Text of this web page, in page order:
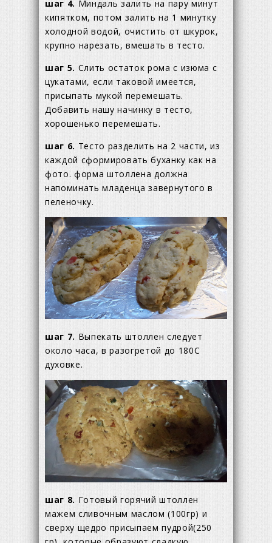
шаг 4. Миндаль залить на пару минут
кипятком, потом залить на 1 минутку
холодной водой, очистить от шкурок,
крупно нарезать, вмешать в тесто.
шаг 5. Слить остаток рома с изюма с
цукатами, если таковой имеется,
присыпать мукой перемешать.
Добавить нашу начинку в тесто,
хорошенько перемешать.
шаг 6. Тесто разделить на 2 части, из
каждой сформировать буханку как на
фото. форма штоллена должна
напоминать младенца завернутого в
пеленочку.
шаг 7. Выпекать штоллен следует
около часа, в разогретой до 180С
духовке.
шаг 8. Готовый горячий штоллен
мажем сливочным маслом (100гр) и
сверху щедро присыпаем пудрой(250